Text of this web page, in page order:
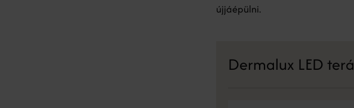
újjáépülni.
Dermalux LED